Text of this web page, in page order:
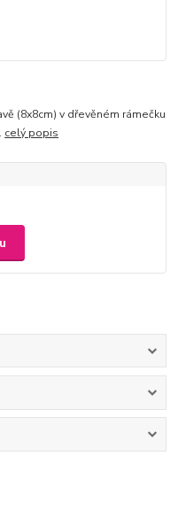
(8x8cm) v dřevěném rámečku
celý popis